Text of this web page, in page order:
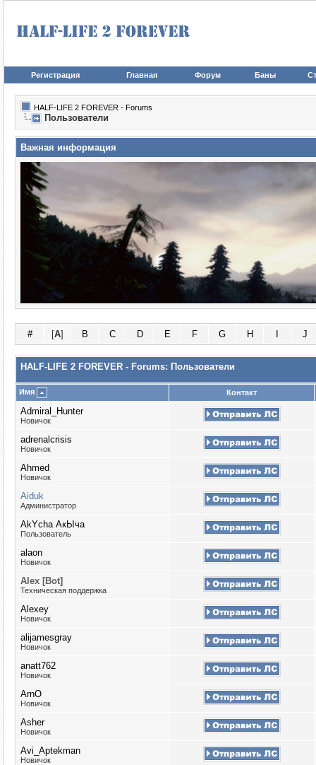
Регистрация Главная Форум Баны
HALF-LIFE 2 FOREVER - Forums
Пользователи
Важная информация
# [A] B C D E F G H J
HALF-LIFE 2 FOREVER - Forums: Пользователи
Имя Контакт
Admiral_Hunter
Новичок
adrenalcrisis
Новичок
Ahmed
Новичок
Aiduk
Администратор
AkYcha АкЫча
Пользователь
alaon
Новичок
Alex [Bot]
Техническая поддержка
Alexey
Новичок
alijamesgray
Новичок
anatt762
Новичок
ArnO
Новичок
Asher
Новичок
Avi_Aptekman
Новичок